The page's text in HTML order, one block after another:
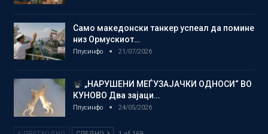
Само македонски танкер успеал да помине
низ Ормускиот…
Плусинфо 21/07/2026
„НАРУШЕНИ МЕЃУЗАЈАЧКИ ОДНОСИ“ ВО
КУНОВО Два зајаци…
Плусинфо 24/05/2026